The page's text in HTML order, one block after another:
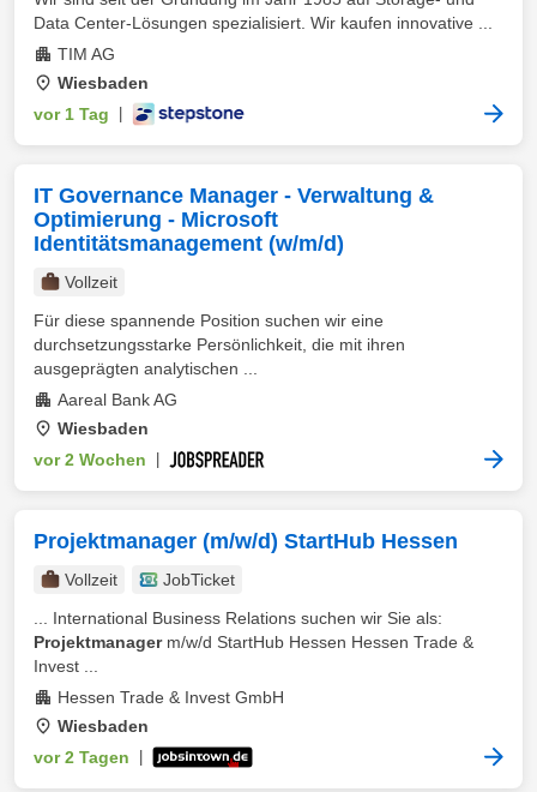
Data Center-Lösungen spezialisiert. Wir kaufen innovative ...
TIM AG
Wiesbaden
vor 1 Tag
IT Governance Manager - Verwaltung &
Optimierung - Microsoft
Identitätsmanagement (w/m/d)
Vollzeit
Für diese spannende Position suchen wir eine
durchsetzungsstarke Persönlichkeit, die mit ihren
ausgeprägten analytischen ...
Aareal Bank AG
Wiesbaden
vor 2 Wochen
Projektmanager (m/w/d) StartHub Hessen
Vollzeit
JobTicket
... International Business Relations suchen wir Sie als:
Projektmanagerm/w/d StartHub Hessen Hessen Trade &
Invest ...
Hessen Trade & Invest GmbH
Wiesbaden
vor 2 Tagen